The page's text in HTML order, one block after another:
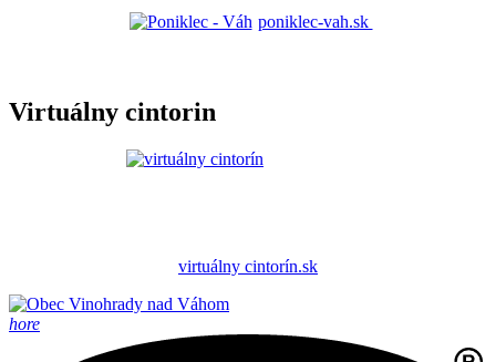
poniklec-vah.sk
Virtuálny cintorin
virtuálny cintorín.sk
hore